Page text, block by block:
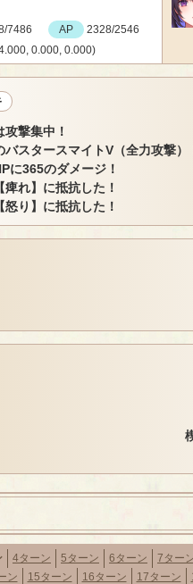
7486 AP
2328/2546
0.000, 0.000)
撃集中！
バスタースマイトV（全力攻撃）
に365のダメージ！
れ】に抵抗した！
り】に抵抗した！
4ターン 5ターン 6ターン 7ター
ン 15ターン 16ターン 17ターン